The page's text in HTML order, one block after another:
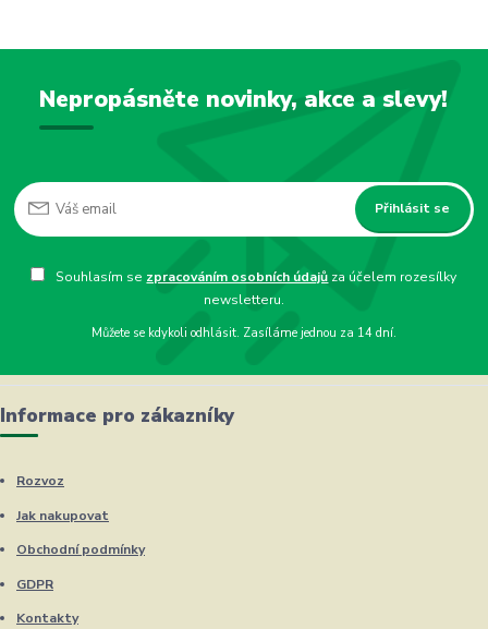
Nepropásněte novinky, akce a slevy!
Přihlásit se
Souhlasím se zpracováním osobních údajů za účelem rozesílky
newsletteru.
Můžete se kdykoli odhlásit. Zasíláme jednou za 14 dní.
Informace pro zákazníky
Rozvoz
Jak nakupovat
Obchodní podmínky
GDPR
Kontakty